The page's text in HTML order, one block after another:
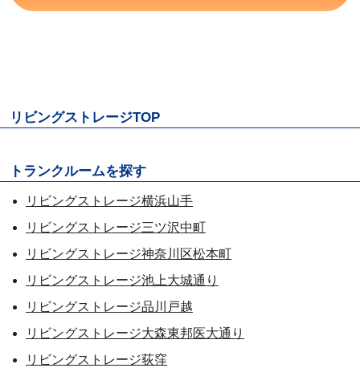
リビングストレージTOP
トランクルームを探す
リビングストレージ横浜山手
リビングストレージ三ツ沢中町
リビングストレージ神奈川区松本町
リビングストレージ池上大城通り
リビングストレージ品川戸越
リビングストレージ大森東邦医大通り
リビングストレージ荻窪